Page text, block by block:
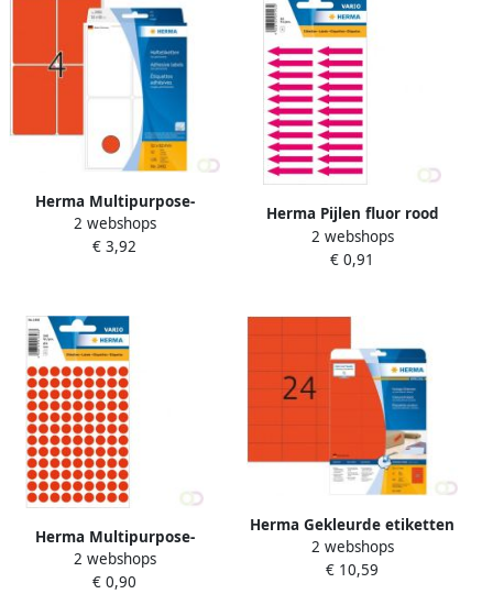
Herma Multipurpose-
etiketten 52 x 82 mm rood
permanent hechtend om
2 webshops
€ 3,92
Herma Pijlen fluor rood
Papier 38x7 mm 88 st.
2 webshops
€ 0,91
Herma Multipurpose-
etiketten Ã 8 mm rond fluor
rood permanent hechtend
2 webshops
€ 0,90
Herma Gekleurde etiketten
A4 70 x 37 mm rood
verwijderbaar
2 webshops
€ 10,59